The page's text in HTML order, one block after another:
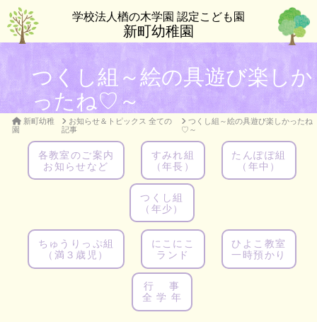
学校法人楢の木学園 認定こども園
新町幼稚園
つくし組～絵の具遊び楽しか
ったね♡～
新町幼稚
園
お知らせ＆トピックス 全ての
記事
つくし組～絵の具遊び楽しかったね
♡～
各教室のご案内
お知らせなど
すみれ組
（年長）
たんぽぽ組
（年中）
つくし組
（年少）
ちゅうりっぷ組
（満３歳児）
にこにこ
ランド
ひよこ教室
一時預かり
行 事
全 学 年